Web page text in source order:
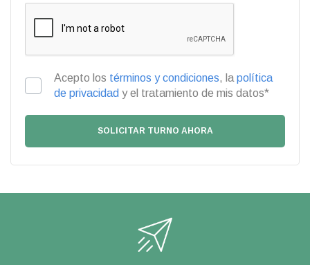
Acepto los términos y condiciones, la política
de privacidad y el tratamiento de mis datos*